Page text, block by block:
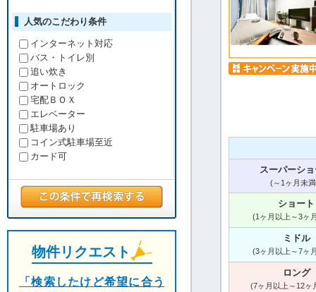
スーパーシ
(～1ヶ月未
ショート
(1ヶ月以上～3ヶ
ミドル
(3ヶ月以上～7ヶ
ロング
(7ヶ月以上～12ヶ
人気のこだわり条件
インターネット対応
バス・トイレ別
追い炊き
オートロック
宅配ＢＯＸ
エレベーター
駐車場あり
コイン式駐車場至近
カード可
物件リクエスト
「検索したけど希望に合う